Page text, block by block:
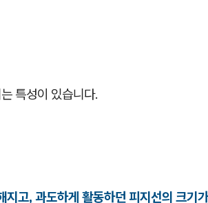
특성이 있습니다.
고, 과도하게 활동하던 피지선의 크기